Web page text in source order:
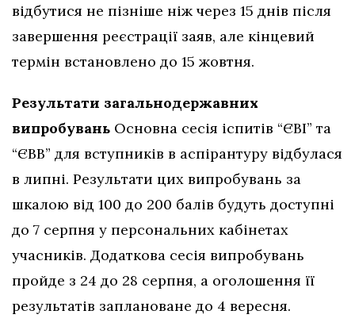
відбутися не пізніше ніж через 15 днів після
завершення реєстрації заяв, але кінцевий
термін встановлено до 15 жовтня.
Результати загальнодержавних
випробувань Основна сесія іспитів “ЄВІ” та
“ЄВВ” для вступників в аспірантуру відбулася
в липні. Результати цих випробувань за
шкалою від 100 до 200 балів будуть доступні
до 7 серпня у персональних кабінетах
учасників. Додаткова сесія випробувань
пройде з 24 до 28 серпня, а оголошення її
результатів заплановане до 4 вересня.